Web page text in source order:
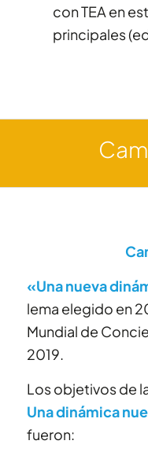
con TEA en
principales
«Una nueva
lema elegido en
Mundial de
2019.
Los objetivos de
Una dinámica
fueron: